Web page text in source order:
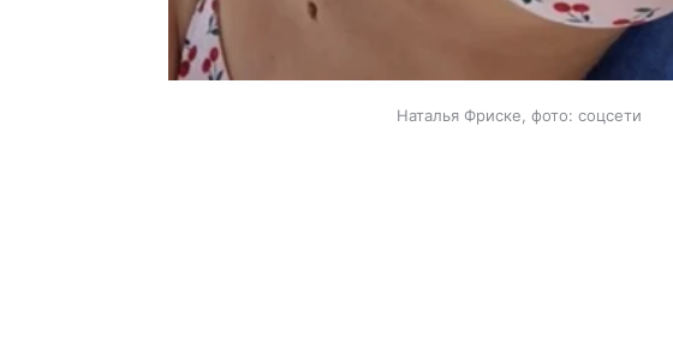
Наталья Фриске, фото: соцсети